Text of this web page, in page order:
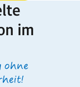
im
ohne